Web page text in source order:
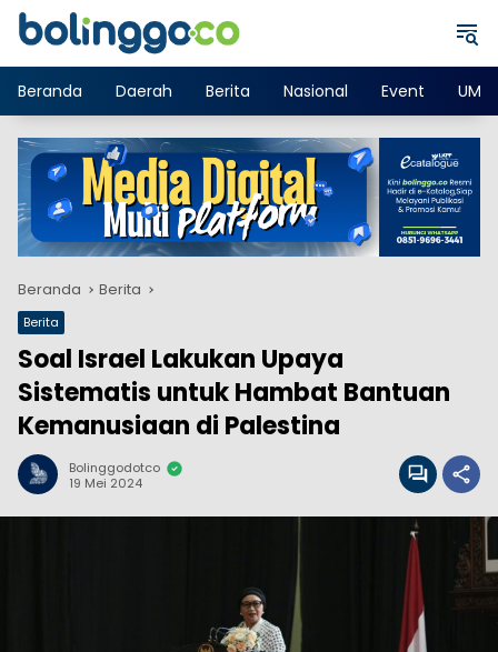
Langsung
Beranda
Daerah Berita Nasional Event
Beranda Berita
Berita
Soal Israel Lakukan Upaya
Sistematis untuk Hambat Bantuan
Kemanusiaan di Palestina
Bolinggodotco
19 Mei 2024